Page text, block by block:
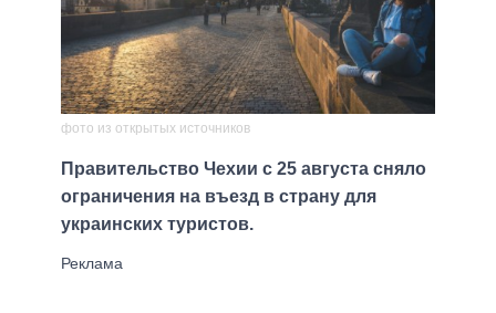
фото из открытых источников
Правительство Чехии с 25 августа сняло
ограничения на въезд в страну для
украинских туристов.